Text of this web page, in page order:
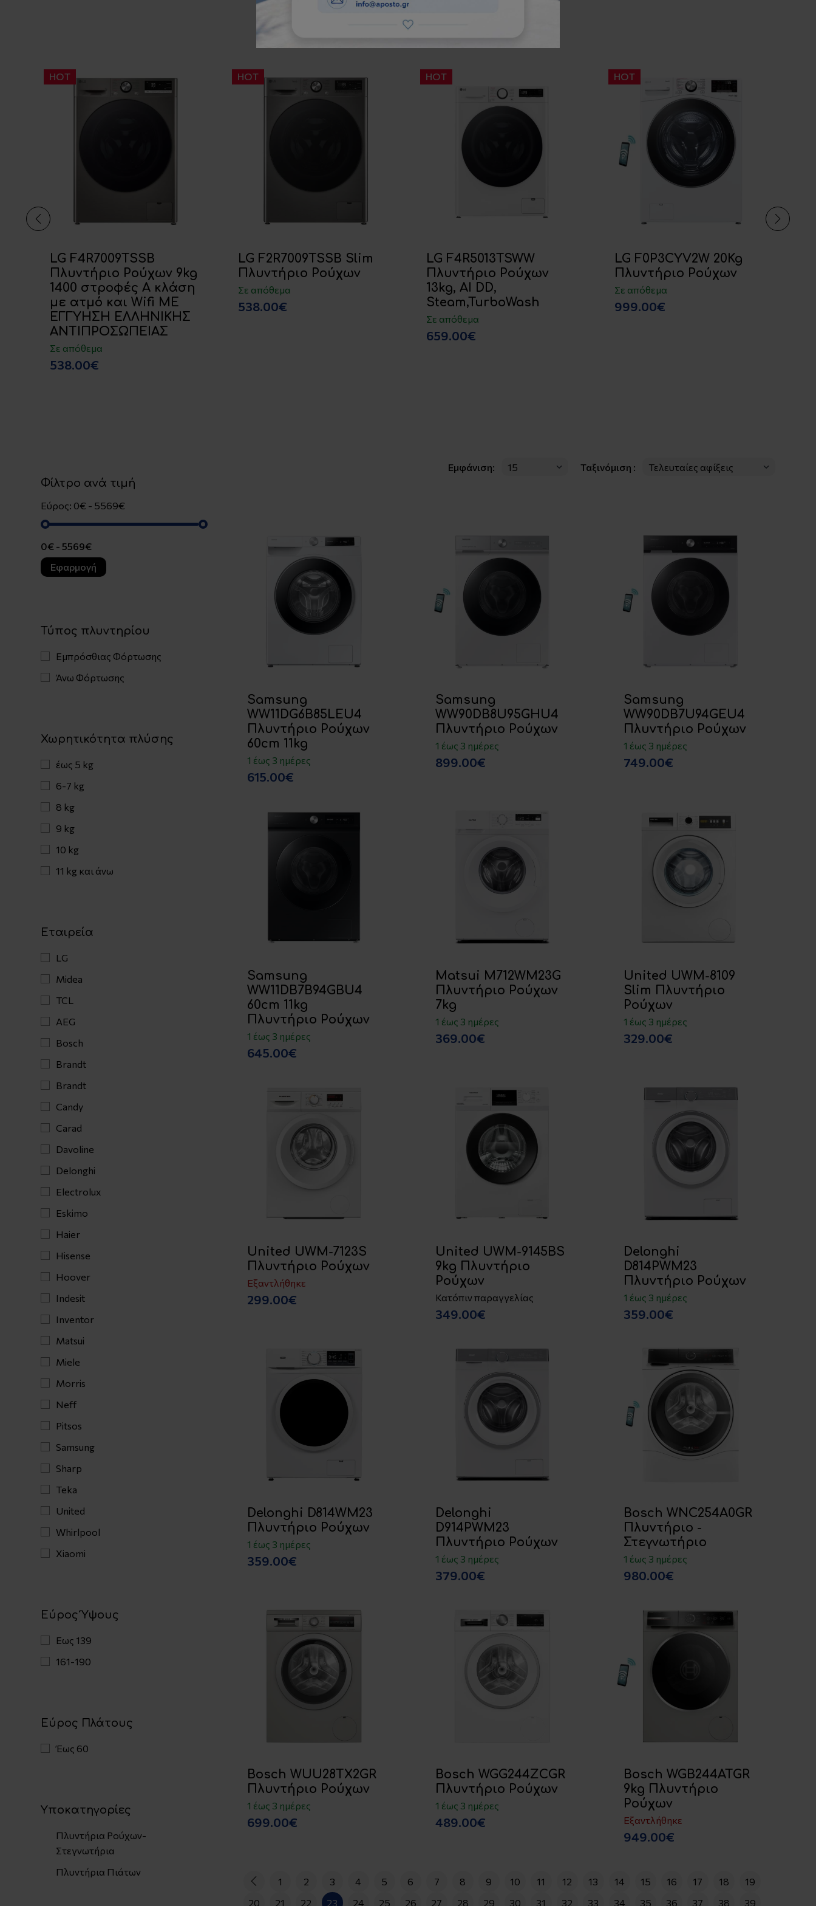
ΠΡΟΤΕΙΝΟΜΕΝΑ ΠΡΟΙΟΝΤΑ
HOT
LG F4R7009TSSB
Πλυντήριο Ρούχων 9kg
1400 στροφές Α κλάση
με ατμό και Wifi ΜΕ
ΕΓΓΥΗΣΗ ΕΛΛΗΝΙΚΗΣ
ΑΝΤΙΠΡΟΣΩΠΕΙΑΣ
Σε απόθεμα
538.00€
HOT
LG F2R7009TSSB Slim
Πλυντήριο Ρούχων
Σε απόθεμα
538.00€
HOT
LG F4R5013TSWW
Πλυντήριο Ρούχων
13kg, AI DD,
Steam,TurboWash
Σε απόθεμα
659.00€
HOT
LG F0P3CYV2W 20Kg
Πλυντήριο Ρούχων
Σε απόθεμα
999.00€
Εμφάνιση: Ταξινόμιση :
Samsung
WW11DG6B85LEU4
Πλυντήριο Ρούχων
60cm 11kg
1 έως 3 ημέρες
615.00€
Samsung
WW90DB8U95GHU4
Πλυντήριο Ρούχων
1 έως 3 ημέρες
899.00€
Samsung
WW90DB7U94GEU4
Πλυντήριο Ρούχων
1 έως 3 ημέρες
749.00€
Samsung
WW11DB7B94GBU4
60cm 11kg
Πλυντήριο Ρούχων
1 έως 3 ημέρες
645.00€
Matsui M712WM23G
Πλυντήριο Ρούχων
7kg
1 έως 3 ημέρες
369.00€
United UWM-8109
Slim Πλυντήριο
Ρούχων
1 έως 3 ημέρες
329.00€
United UWM-7123S
Πλυντήριο Ρούχων
Εξαντλήθηκε
299.00€
United UWM-9145BS
9kg Πλυντήριο
Ρούχων
Κατόπιν παραγγελίας
349.00€
Delonghi
D814PWM23
Πλυντήριο Ρούχων
1 έως 3 ημέρες
359.00€
Delonghi D814WM23
Πλυντήριο Ρούχων
1 έως 3 ημέρες
359.00€
Delonghi
D914PWM23
Πλυντήριο Ρούχων
1 έως 3 ημέρες
379.00€
Bosch WNC254A0GR
Πλυντήριο -
Στεγνωτήριο
1 έως 3 ημέρες
980.00€
Bosch WUU28TX2GR
Πλυντήριο Ρούχων
1 έως 3 ημέρες
699.00€
Bosch WGG244ZCGR
Πλυντήριο Ρούχων
1 έως 3 ημέρες
489.00€
Bosch WGB244ATGR
9kg Πλυντήριο
Ρούχων
Εξαντλήθηκε
949.00€
1 2 3 4 5 6 7 8 9 10 11 12 13 14 15 16 17 18
19
20
21 22 23 24 25 26 27 28 29 30 31 32 33 34 35 36 37 38 39
Φίλτρο ανά τιμή
Εύρος: 0€ - 5569€
Εφαρμογή
Τύπος πλυντηρίου
Εμπρόσθιας Φόρτωσης
Άνω Φόρτωσης
Χωρητικότητα πλύσης
έως 5 kg
6-7 kg
8 kg
9 kg
10 kg
11 kg και άνω
Εταιρεία
LG
Midea
TCL
AEG
Bosch
Brandt
Brandt
Candy
Carad
Davoline
Delonghi
Electrolux
Eskimo
Haier
Hisense
Hoover
Indesit
Inventor
Matsui
Miele
Morris
Neff
Pitsos
Samsung
Sharp
Teka
United
Whirlpool
Xiaomi
Εύρος Ύψους
Εως 139
161-190
Εύρος Πλάτους
Έως 60
Υποκατηγορίες
Πλυντήρια Ρούχων-
Στεγνωτήρια
Πλυντήρια Πιάτων